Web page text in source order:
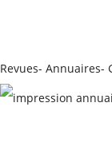
Revues- Annuaires-